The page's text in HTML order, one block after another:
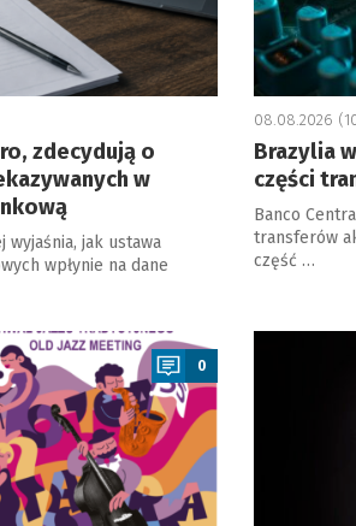
zdecydują o
w
jak ustawa
wpłynie na dane
08.08.2026
Brazylia
części
Banco
transferów
część …
0
a